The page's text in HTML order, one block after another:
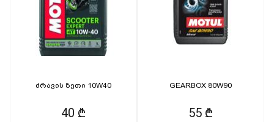
ძრავის ზეთი 10W40
40 ₾
GEARBOX 80W90
55 ₾